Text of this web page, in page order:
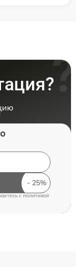
c политикой